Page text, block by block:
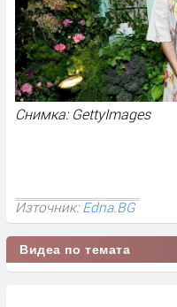
Снимка: GettyImages
Източник:Edna.BG
Видеа по темата